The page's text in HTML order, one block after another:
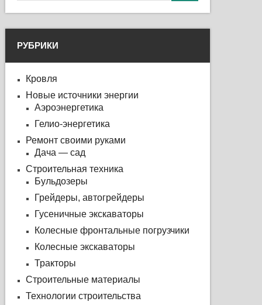
РУБРИКИ
Кровля
Новые источники энергии
Аэроэнергетика
Гелио-энергетика
Ремонт своими руками
Дача — сад
Строительная техника
Бульдозеры
Грейдеры, автогрейдеры
Гусеничные экскаваторы
Колесные фронтальные погрузчики
Колесные экскаваторы
Тракторы
Строительные материалы
Технологии строительства